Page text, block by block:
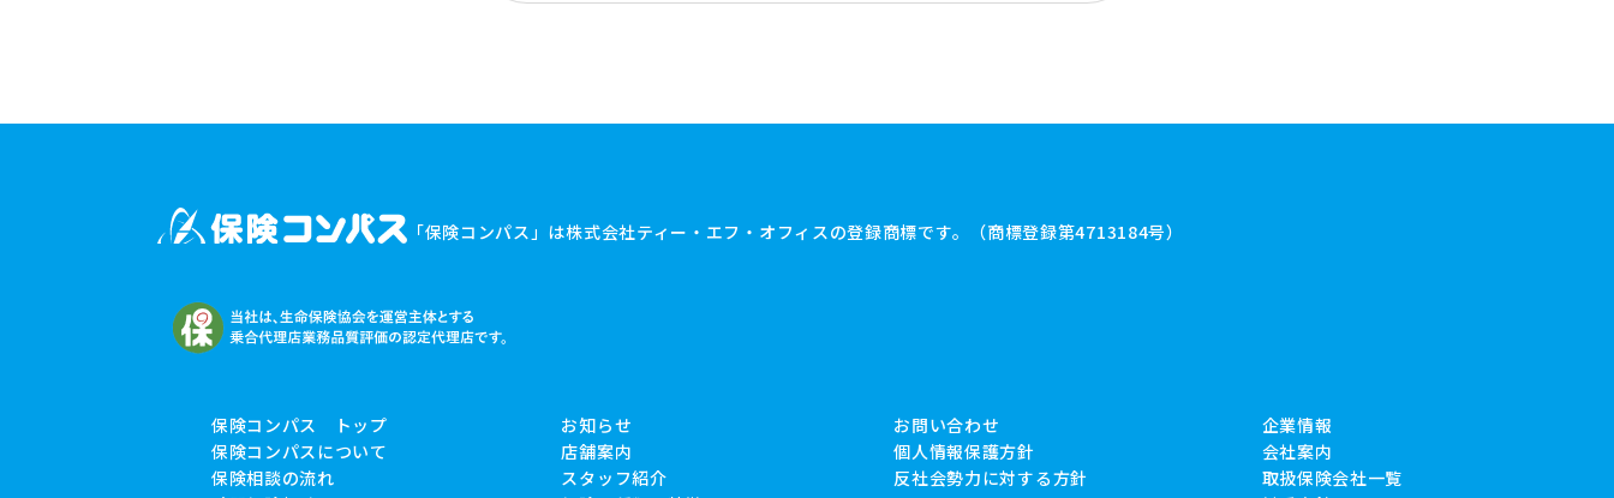
「保険コンパス」は株式会社ティー・エフ・オフィスの登録商標です。（商標登録第4713184号）
保険コンパス トップ
保険コンパスについて
保険相談の流れ
お知らせ
店舗案内
スタッフ紹介
お問い合わせ
個人情報保護方針
反社会勢力に対する方針
企業情報
会社案内
取扱保険会社一覧